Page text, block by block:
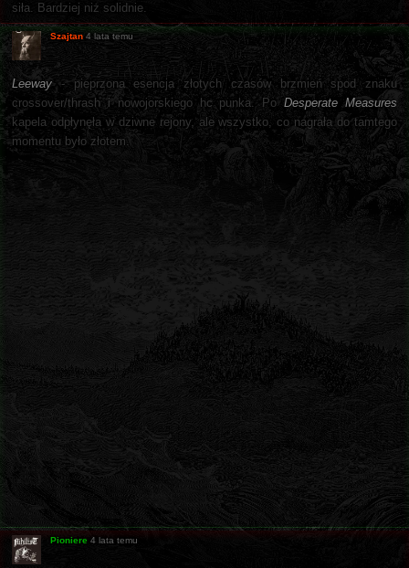
siła. Bardziej niż solidnie.
Szajtan 4 lata temu
Leeway - pieprzona esencja złotych czasów brzmień spod znaku
crossover/thrash i nowojorskiego hc punka. PoDesperate Measures
kapela odpłynęła w dziwne rejony, ale wszystko, co nagrała do tamtego
momentu było złotem.
Pioniere 4 lata temu